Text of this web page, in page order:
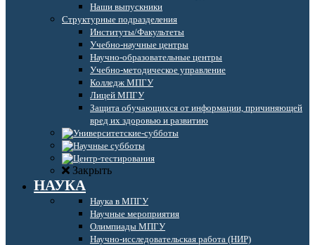
Наши выпускники
Структурные подразделения
Институты/Факультеты
Учебно-научные центры
Научно-образовательные центры
Учебно-методическое управление
Колледж МПГУ
Лицей МПГУ
Защита обучающихся от информации, причиняющей
вред их здоровью и развитию
Закрыть
НАУКА
Наука в МПГУ
Научные мероприятия
Олимпиады МПГУ
Научно-исследовательская работа (НИР)